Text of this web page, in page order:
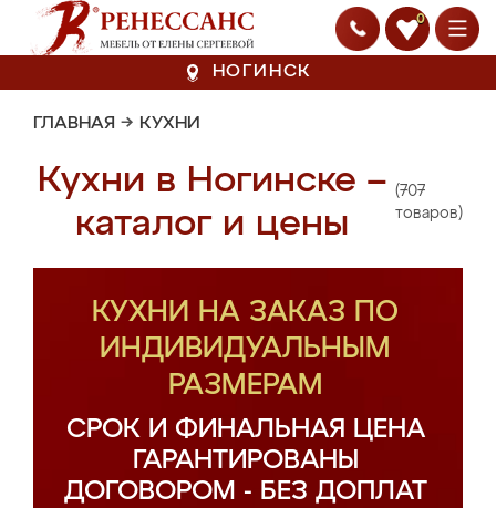
0
НОГИНСК
ГЛАВНАЯ → КУХНИ
Кухни в Ногинске –
каталог и цены
(707
товаров)
КУХНИ НА ЗАКАЗ ПО
ИНДИВИДУАЛЬНЫМ
РАЗМЕРАМ
СРОК И ФИНАЛЬНАЯ ЦЕНА
ГАРАНТИРОВАНЫ
ДОГОВОРОМ - БЕЗ ДОПЛАТ